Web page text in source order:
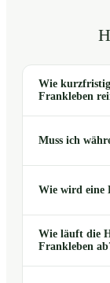
Wie
Frankleben
Muss ich
Wie wird eine
Wie läuft die
Frankleben